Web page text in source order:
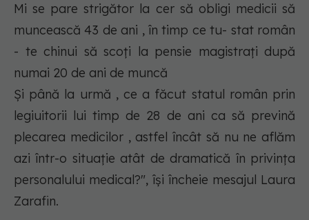
Mi se pare strigător la cer să obligi medicii să
muncească 43 de ani , în timp ce tu- stat român
- te chinui să scoți la pensie magistrați după
numai 20 de ani de muncă
Și până la urmă , ce a făcut statul român prin
legiuitorii lui timp de 28 de ani ca să prevină
plecarea medicilor , astfel încât să nu ne aflăm
azi într-o situație atât de dramatică în privința
personalului medical?", își încheie mesajul Laura
Zarafin.